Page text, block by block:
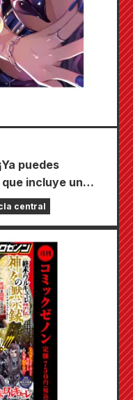
puedes
incluye un
una ilustración
dibujada por
de octubre!
central